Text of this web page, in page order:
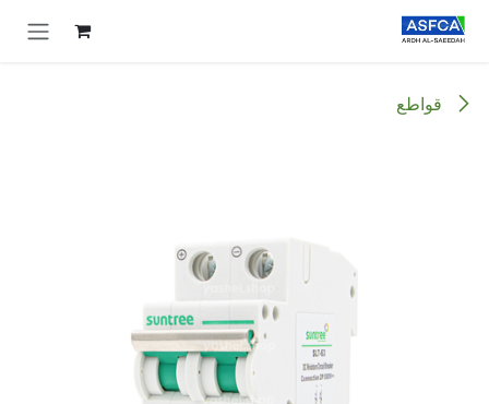
تخطي للذهاب إلى المحتوى
قواطع